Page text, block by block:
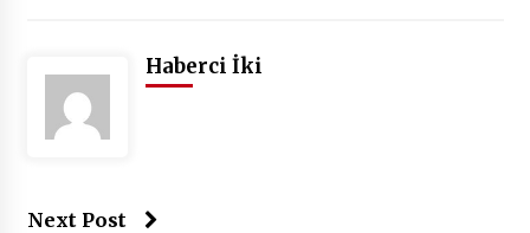
Haberci İki
Next Post